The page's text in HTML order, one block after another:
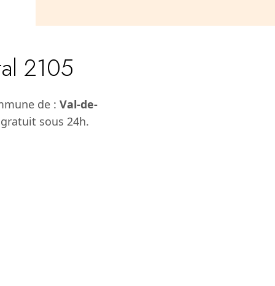
2105
de : Val-de-
sous 24h.